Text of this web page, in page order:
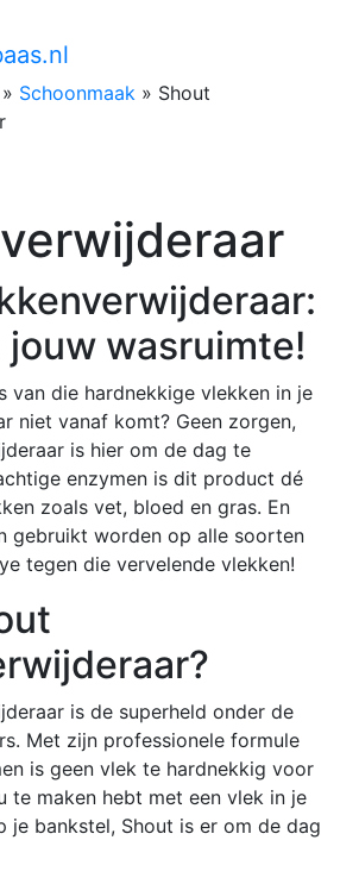
» Schoonmaak » Shout
jouw wasruimte!
van die hardnekkige vlekken in je
niet vanaf komt? Geen zorgen,
is hier om de dag te
enzymen is dit product dé
zoals vet, bloed en gras. En
gebruikt worden op alle soorten
tegen die vervelende vlekken!
is de superheld onder de
Met zijn professionele formule
is geen vlek te hardnekkig voor
te maken hebt met een vlek in je
bankstel, Shout is er om de dag